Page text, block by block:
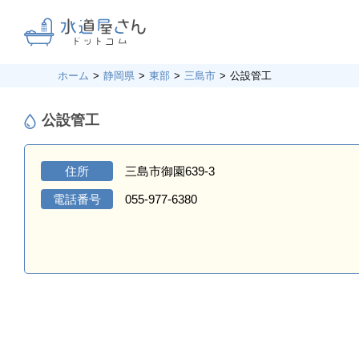
ホーム 静岡県 東部 三島市 公設管工
公設管工
住所 三島市御園639-3
電話番号 055-977-6380